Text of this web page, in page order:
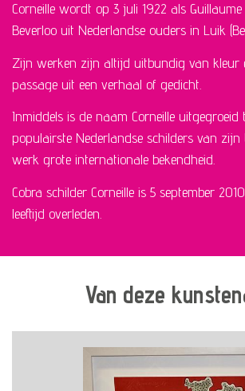
Corneille wordt op 3 juli 1922 als Guillaume
Beverloo uit Nederlandse ouders in Luik
Zijn werken zijn altijd uitbundig van kleur
passage uit een verhaal of gedicht.
Inmiddels is de naam Corneille uitgegroeid
populairste Nederlandse schilders van
werk grote internationale bekendheid.
Cobra schilder Corneille is 5 september
leeftijd overleden.
Van deze